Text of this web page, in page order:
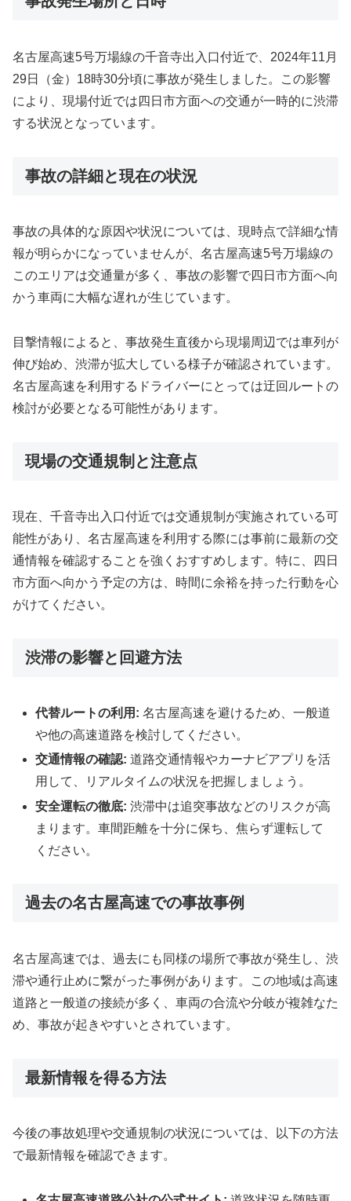
名古屋高速5号万場線の千音寺出入口付近で、2024年11月
29日（金）18時30分頃に事故が発生しました。この影響
により、現場付近では四日市方面への交通が一時的に渋滞
する状況となっています。
事故の詳細と現在の状況
事故の具体的な原因や状況については、現時点で詳細な情
報が明らかになっていませんが、名古屋高速5号万場線の
このエリアは交通量が多く、事故の影響で四日市方面へ向
かう車両に大幅な遅れが生じています。
目撃情報によると、事故発生直後から現場周辺では車列が
伸び始め、渋滞が拡大している様子が確認されています。
名古屋高速を利用するドライバーにとっては迂回ルートの
検討が必要となる可能性があります。
現場の交通規制と注意点
現在、千音寺出入口付近では交通規制が実施されている可
能性があり、名古屋高速を利用する際には事前に最新の交
通情報を確認することを強くおすすめします。特に、四日
市方面へ向かう予定の方は、時間に余裕を持った行動を心
がけてください。
渋滞の影響と回避方法
代替ルートの利用: 名古屋高速を避けるため、一般道
や他の高速道路を検討してください。
交通情報の確認: 道路交通情報やカーナビアプリを活
用して、リアルタイムの状況を把握しましょう。
安全運転の徹底: 渋滞中は追突事故などのリスクが高
まります。車間距離を十分に保ち、焦らず運転して
ください。
過去の名古屋高速での事故事例
名古屋高速では、過去にも同様の場所で事故が発生し、渋
滞や通行止めに繋がった事例があります。この地域は高速
道路と一般道の接続が多く、車両の合流や分岐が複雑なた
め、事故が起きやすいとされています。
最新情報を得る方法
今後の事故処理や交通規制の状況については、以下の方法
で最新情報を確認できます。